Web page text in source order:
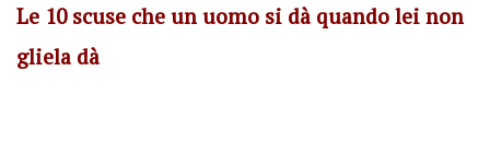
Le 10 scuse che un uomo si dà quando lei non
gliela dà